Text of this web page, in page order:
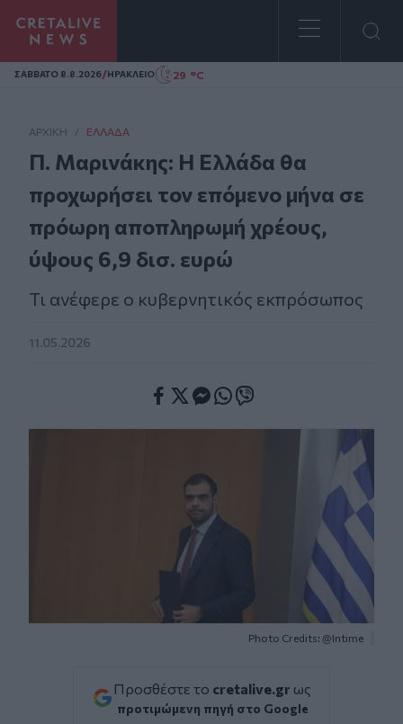
Homepage
ΣAΒΒΑΤΟ 8.8.2026/ΗΡΑΚΛΕΙΟ 29 °C
ΑΡΧΙΚΗ / ΕΛΛΆΔΑ
Π. Μαρινάκης: Η Ελλάδα θα
προχωρήσει τον επόμενο μήνα σε
πρόωρη αποπληρωμή χρέους,
ύψους 6,9 δισ. ευρώ
Τι ανέφερε ο κυβερνητικός εκπρόσωπος
11.05.2026
Photo Credits: @Intime
Προσθέστε το cretalive.gr ως
προτιμώμενη πηγή στο Google